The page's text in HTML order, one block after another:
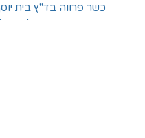
כשר פרווה בד"ץ בית
הראשית לישראל